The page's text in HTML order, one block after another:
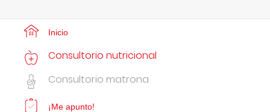
Inicio
Consultorio nutricional
Consultorio matrona
¡Me apunto!